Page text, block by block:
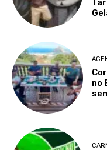
no